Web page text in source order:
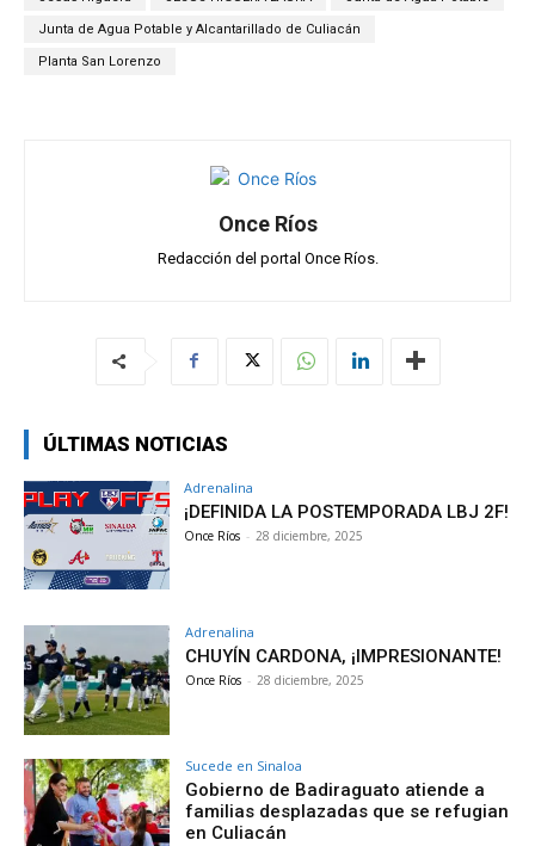
p
p
o
k
m
tir
Junta de Agua Potable y Alcantarillado de Culiacán
Planta San Lorenzo
Once Ríos
Redacción del portal Once Ríos.
ÚLTIMAS NOTICIAS
Adrenalina
¡DEFINIDA LA POSTEMPORADA LBJ 2F!
Once Ríos - 28 diciembre, 2025
Adrenalina
CHUYÍN CARDONA, ¡IMPRESIONANTE!
Once Ríos - 28 diciembre, 2025
Sucede en Sinaloa
Gobierno de Badiraguato atiende a
familias desplazadas que se refugian
en Culiacán